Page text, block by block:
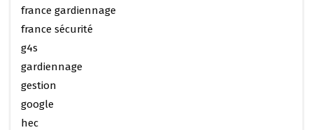
france gardiennage
france sécurité
g4s
gardiennage
gestion
google
hec